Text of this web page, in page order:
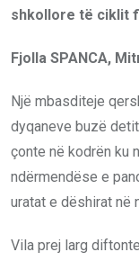
shkollore të ciklit
Fjolla SPANCA,
Një mbasditeje
dyqaneve buzë
çonte në kodrën ku
ndërmendëse e
uratat e dëshirat në
Vila prej larg